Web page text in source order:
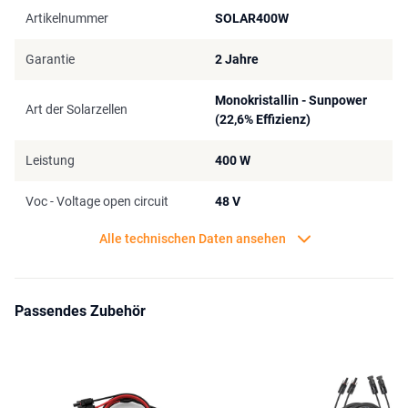
Schutzhülle, die auch als Ständer verwendet werden kann,
90° für optimale Effizienz. Kurzum, mit dem EcoFlow 400W
Artikelnummer SOLAR400W
Garantie 2 Jahre
Art der Solarzellen
Monokristallin - Sunpower
(22,6% Effizienz)
Leistung 400 W
Voc - Voltage open circuit 48 V
Alle technischen Daten ansehen
Passendes Zubehör